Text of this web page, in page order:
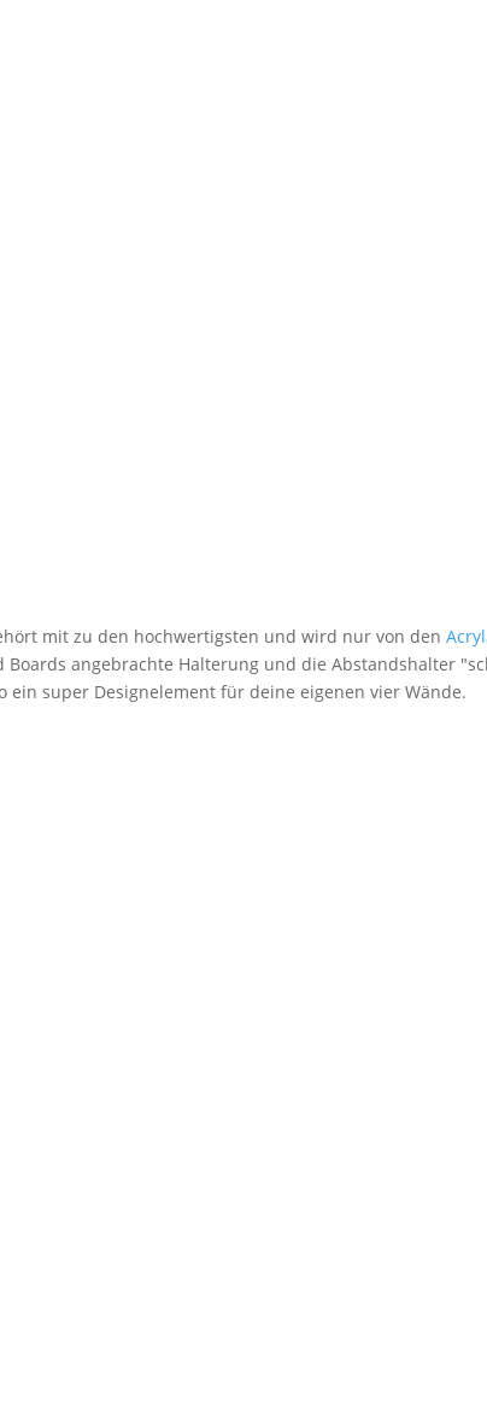
mit zu den hochwertigsten und wird nur von den
Boards angebrachte Halterung und die Abstandshalter
ein super Designelement für deine eigenen vier Wände.